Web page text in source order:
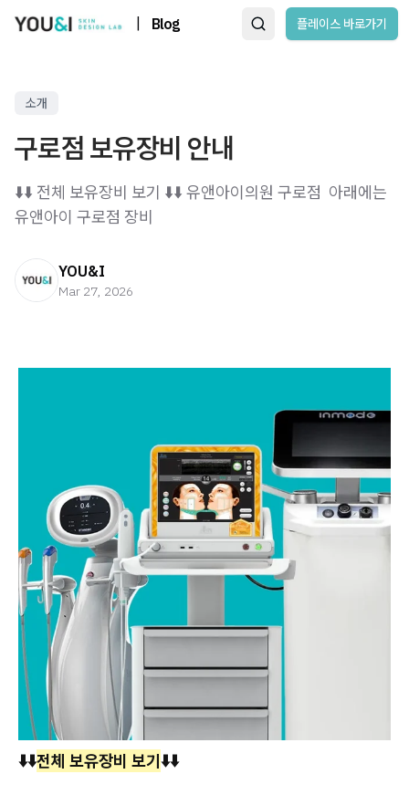
Blog 플레이스 바로가기
소개
구로점 보유장비 안내
⬇️⬇️ 전체 보유장비 보기 ⬇️⬇️ 유앤아이의원 구로점 ​ 아래에는
유앤아이 구로점 장비
YOU&I
Mar 27, 2026
⬇️⬇️전체 보유장비 보기⬇️⬇️